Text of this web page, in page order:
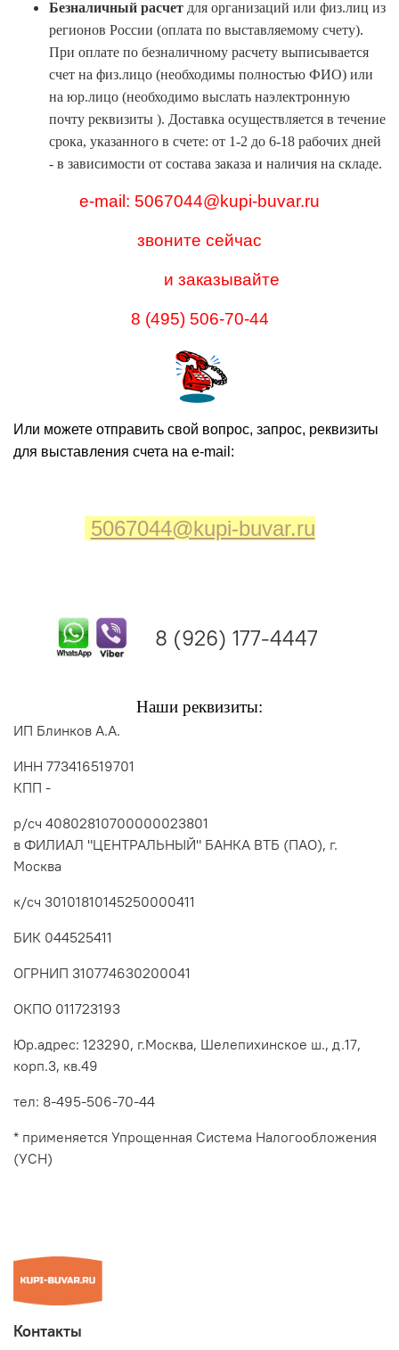
Безналичный расчет для организаций или физ.лиц из
регионов России (оплата по выставляемому счету).
При оплате по безналичному расчету выписывается
счет на физ.лицо (необходимы полностью ФИО) или
на юр.лицо (необходимо выслать наэлектронную
почту реквизиты ). Доставка осуществляется в течение
срока, указанного в счете: от 1-2 до 6-18 рабочих дней
- в зависимости от состава заказа и наличия на складе.
e-mail: 5067044@kupi-buvar.ru
звоните сейчас
и заказывайте
8 (495) 506-70-44
Или можете отправить свой вопрос, запрос, реквизиты
для выставления счета на e-mail:
5067044@kupi-buvar.ru
8 (926) 177-4447
Наши реквизиты:
ИП Блинков А.А.
ИНН 773416519701
КПП -
р/сч 40802810700000023801
в ФИЛИАЛ "ЦЕНТРАЛЬНЫЙ" БАНКА ВТБ (ПАО), г.
Москва
к/сч 30101810145250000411
БИК 044525411
ОГРНИП 310774630200041
ОКПО 011723193
Юр.адрес: 123290, г.Москва, Шелепихинское ш., д.17,
корп.3, кв.49
тел: 8-495-506-70-44
* применяется Упрощенная Система Налогообложения
(УСН)
Контакты